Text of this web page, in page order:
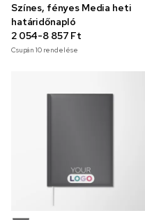
Színes, fényes Media heti
határidőnapló
2 054-8 857 Ft
Csupán10rendelése